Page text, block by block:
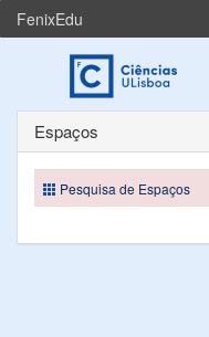
FenixEdu
Espaços
Pesquisa de Espaços